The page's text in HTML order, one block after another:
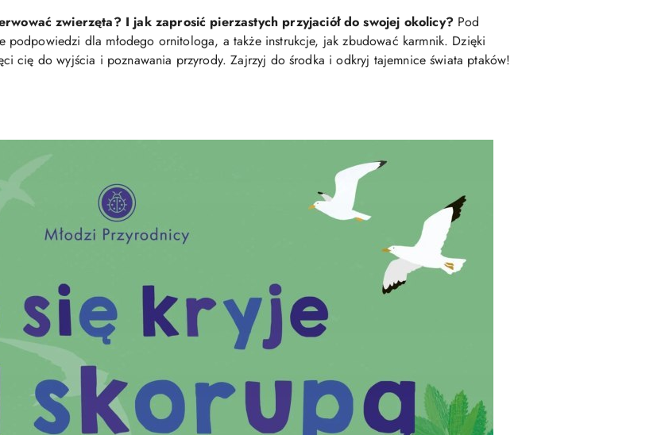
zwierzęta? I jak zaprosić pierzastych przyjaciół do swojej okolicy? Pod
dla młodego ornitologa, a także instrukcje, jak zbudować karmnik. Dzięki
cię do wyjścia i poznawania przyrody. Zajrzyj do środka i odkryj tajemnice świata ptaków!